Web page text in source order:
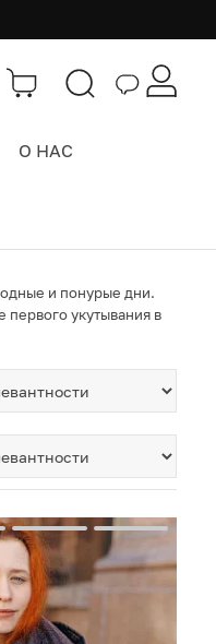
О НАС
и понурые дни.
первого укутывания в